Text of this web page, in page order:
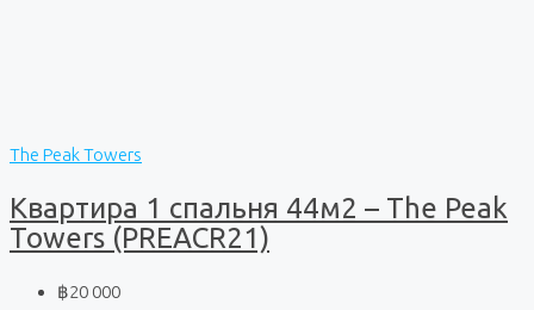
The Peak Towers
Квартира 1 спальня 44м2 – The Peak
Towers (PREACR21)
฿20 000